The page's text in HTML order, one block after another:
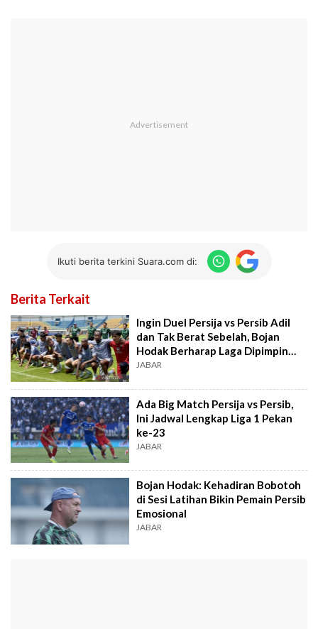
Ikuti berita terkini Suara.com di:
Berita Terkait
Ingin Duel Persija vs Persib Adil
dan Tak Berat Sebelah, Bojan
Hodak Berharap Laga Dipimpin
Wasit Asing
JABAR
Ada Big Match Persija vs Persib,
Ini Jadwal Lengkap Liga 1 Pekan
ke-23
JABAR
Bojan Hodak: Kehadiran Bobotoh
di Sesi Latihan Bikin Pemain Persib
Emosional
JABAR